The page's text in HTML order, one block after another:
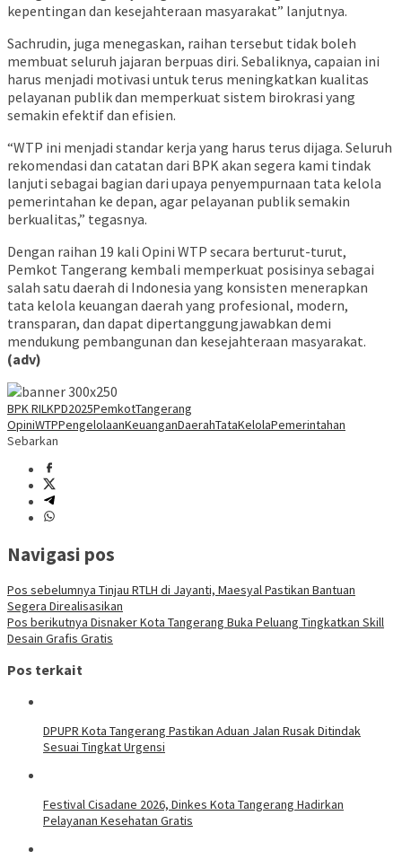
kepentingan dan kesejahteraan masyarakat” lanjutnya.
Sachrudin, juga menegaskan, raihan tersebut tidak boleh
membuat seluruh jajaran berpuas diri. Sebaliknya, capaian ini
harus menjadi motivasi untuk terus meningkatkan kualitas
pelayanan publik dan memperkuat sistem birokrasi yang
semakin efektif dan efisien.
“WTP ini menjadi standar kerja yang harus terus dijaga. Seluruh
rekomendasi dan catatan dari BPK akan segera kami tindak
lanjuti sebagai bagian dari upaya penyempurnaan tata kelola
pemerintahan ke depan, agar pelayanan publik semakin
berkualitas,” tegasnya.
Dengan raihan 19 kali Opini WTP secara berturut-turut,
Pemkot Tangerang kembali memperkuat posisinya sebagai
salah satu daerah di Indonesia yang konsisten menerapkan
tata kelola keuangan daerah yang profesional, modern,
transparan, dan dapat dipertanggungjawabkan demi
mendukung pembangunan dan kesejahteraan masyarakat.
(adv)
BPK RILKPD2025PemkotTangerang
OpiniWTPPengelolaanKeuanganDaerahTataKelolaPemerintahan
Sebarkan
Navigasi pos
Pos sebelumnya Tinjau RTLH di Jayanti, Maesyal Pastikan Bantuan
Segera Direalisasikan
Pos berikutnya Disnaker Kota Tangerang Buka Peluang Tingkatkan Skill
Desain Grafis Gratis
Pos terkait
DPUPR Kota Tangerang Pastikan Aduan Jalan Rusak Ditindak
Sesuai Tingkat Urgensi
Festival Cisadane 2026, Dinkes Kota Tangerang Hadirkan
Pelayanan Kesehatan Gratis